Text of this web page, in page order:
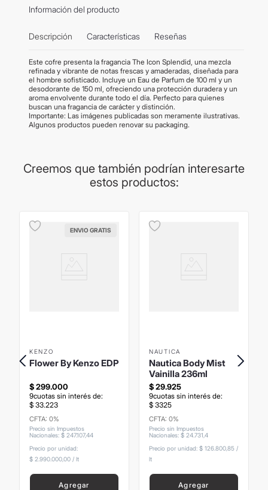
Información del producto
Descripción Características Reseñas
Este cofre presenta la fragancia The Icon Splendid, una mezcla
refinada y vibrante de notas frescas y amaderadas, diseñada para
el hombre sofisticado. Incluye un Eau de Parfum de 100 ml y un
desodorante de 150 ml, ofreciendo una protección duradera y un
aroma envolvente durante todo el día. Perfecto para quienes
buscan una fragancia de carácter y distinción.
Importante: Las imágenes publicadas son meramente ilustrativas.
Algunos productos pueden renovar su packaging.
Creemos que también podrían interesarte
estos productos:
ENVIO GRATIS
KENZO
Flower By Kenzo EDP
$299.000
9cuotas sin interés de:
$ 33.223
CFTA: 0%
Precio sin Impuestos
Nacionales: $ 247.107,44
Precio por unidad:
$ 2.990.000,00 / lt
Agregar
NAUTICA
Nautica Body Mist
Vainilla 236ml
$29.925
9cuotas sin interés de:
$ 3325
CFTA: 0%
Precio sin Impuestos
Nacionales: $ 24731 4
Precio por unidad: $ 126.800,85 /
lt
Agregar